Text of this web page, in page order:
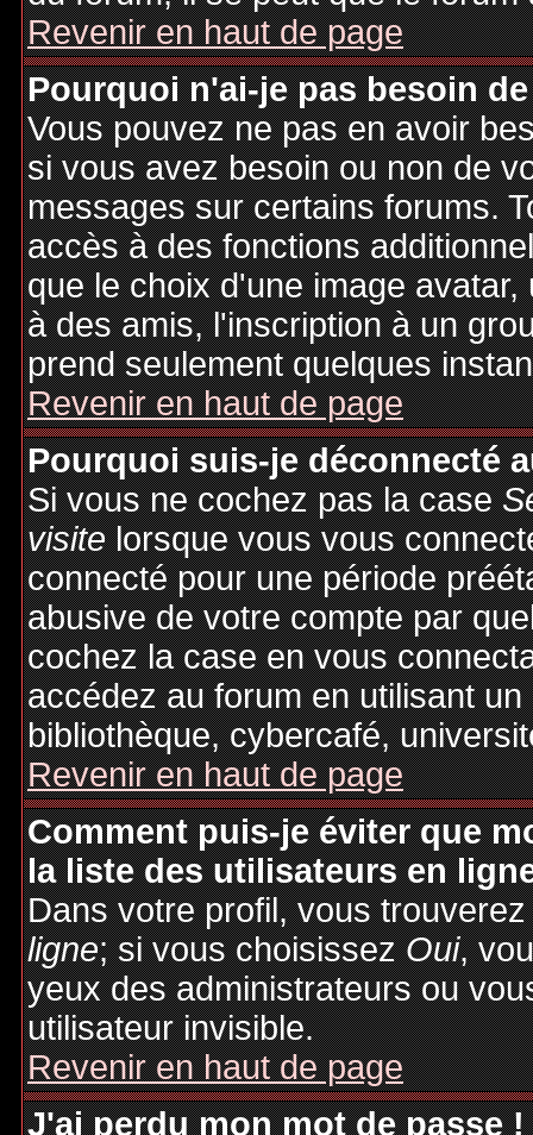
Revenir en haut de page
Pourquoi n'ai-je pas besoin
Vous pouvez ne pas en avoir
si vous avez besoin ou non de
messages sur certains forums.
accès à des fonctions
que le choix d'une image
à des amis, l'inscription à un
prend seulement quelques
Revenir en haut de page
Pourquoi suis-je déconnecté
Si vous ne cochez pas la case
visitelorsque vous vous
connecté pour une période
abusive de votre compte par
cochez la case en vous
accédez au forum en utilisant
bibliothèque, cybercafé,
Revenir en haut de page
Comment puis-je éviter que
la liste des utilisateurs en
Dans votre profil, vous
ligne; si vous choisissezOui,
yeux des administrateurs ou
utilisateur invisible.
Revenir en haut de page
J'ai perdu mon mot de passe !